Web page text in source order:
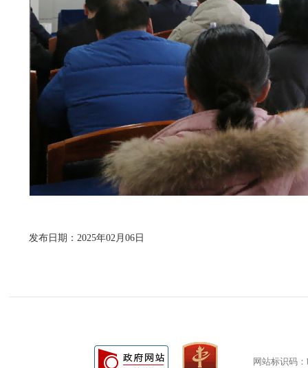
发布日期：2025年02月06日
网站标识码